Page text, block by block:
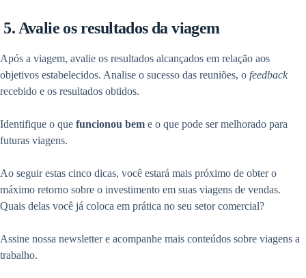
5. Avalie os resultados da viagem
Após a viagem, avalie os resultados alcançados em relação aos
objetivos estabelecidos. Analise o sucesso das reuniões, o feedback
recebido e os resultados obtidos.
Identifique o que funcionou bem e o que pode ser melhorado para
futuras viagens.
Ao seguir estas cinco dicas, você estará mais próximo de obter o
máximo retorno sobre o investimento em suas viagens de vendas.
Quais delas você já coloca em prática no seu setor comercial?
Assine nossa newsletter e acompanhe mais conteúdos sobre viagens a
trabalho.